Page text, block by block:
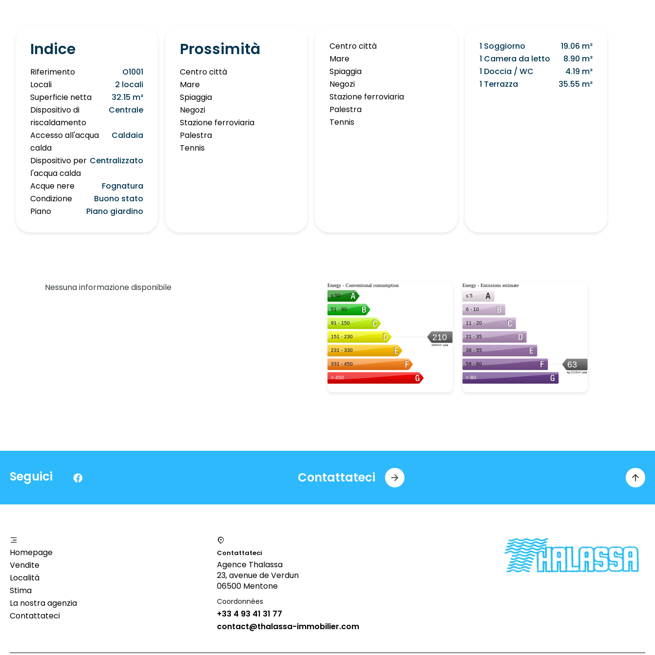
Indice
Riferimento
O1001
Locali
2 locali
Superficie netta
32.15 m²
Dispositivo di
riscaldamento
Centrale
Accesso all'acqua
calda
Caldaia
Dispositivo per
l'acqua calda
Centralizzato
Acque nere
Fognatura
Condizione
Buono stato
Piano
Piano giardino
Prossimità
Centro città
Mare
Spiaggia
Negozi
Stazione ferroviaria
Palestra
Tennis
Centro città
Mare
Spiaggia
Negozi
Stazione ferroviaria
Palestra
Tennis
1 Soggiorno
19.06 m²
1 Camera da letto
8.90 m²
1 Doccia / WC
4.19 m²
1 Terrazza
35.55 m²
Nessuna informazione disponibile
Seguici Contattateci
Homepage
Vendite
Località
Stima
La nostra agenzia
Contattateci
Contattateci
Agence Thalassa
23, avenue de Verdun
06500 Mentone
Coordonnées
+33 4 93 41 31 77
contact@thalassa-immobilier.com